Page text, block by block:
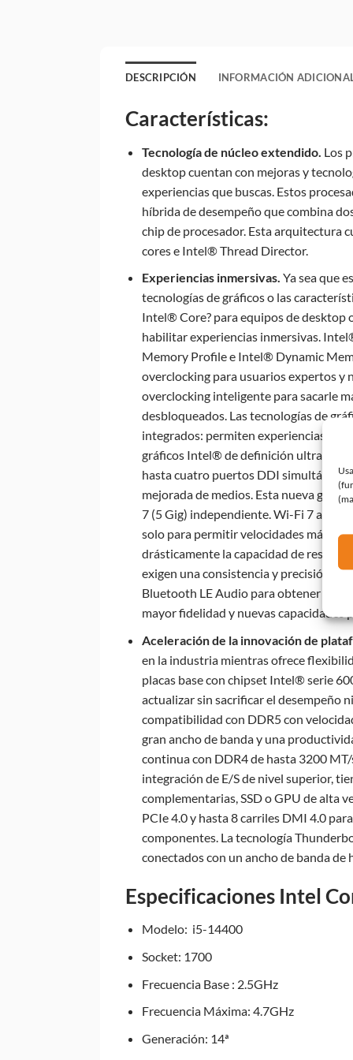
DESCRIPCIÓN INFORMACIÓN
Características:
Tecnología de núcleo extendido. Los
desktop cuentan con mejoras y
experiencias que buscas. Estos
híbrida de desempeño que combina
chip de procesador. Esta arquitectura
cores e Intel® Thread Director.
Experiencias inmersivas. Ya sea que
tecnologías de gráficos o las
Intel® Core? para equipos de desktop
habilitar experiencias inmersivas.
Memory Profile e Intel® Dynamic
overclocking para usuarios expertos y
overclocking inteligente para sacarle
desbloqueados. Las tecnologías de
integrados: permiten experiencias
gráficos Intel® de definición ultraalta
hasta cuatro puertos DDI
mejorada de medios. Esta nueva
7 (5 Gig) independiente. Wi-Fi 7
solo para permitir velocidades más
drásticamente la capacidad de
exigen una consistencia y precisión
Bluetooth LE Audio para obtener un
mayor fidelidad y nuevas capacidades
Aceleración de la innovación de
en la industria mientras ofrece
placas base con chipset Intel® serie
actualizar sin sacrificar el desempeño
compatibilidad con DDR5 con
gran ancho de banda y una
continua con DDR4 de hasta 3200
integración de E/S de nivel superior,
complementarias, SSD o GPU de alta
PCIe 4.0 y hasta 8 carriles DMI 4.0
componentes. La tecnología
conectados con un ancho de banda de
Especificaciones Intel
Modelo: i5-14400
Socket: 1700
Frecuencia Base : 2.5GHz
Frecuencia Máxima: 4.7GHz
Generación: 14ª